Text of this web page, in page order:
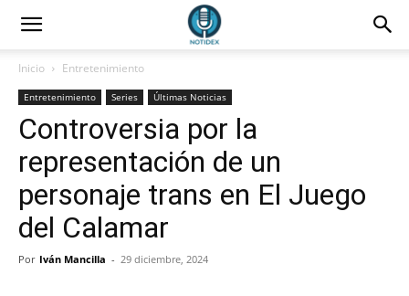
Inicio Entretenimiento
Entretenimiento Series Últimas Noticias
Controversia por la
representación de un
personaje trans en El Juego
del Calamar
Por Iván Mancilla - 29 diciembre, 2024